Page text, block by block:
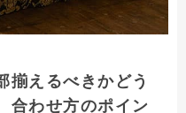
揃えるべきかどう
合わせ方のポイン